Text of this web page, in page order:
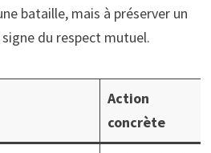
bataille, mais à préserver un
du respect mutuel.
Action
concrète